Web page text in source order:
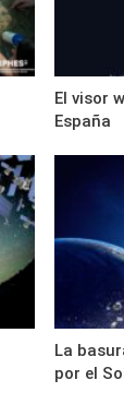
El visor
España
La
por el Sol